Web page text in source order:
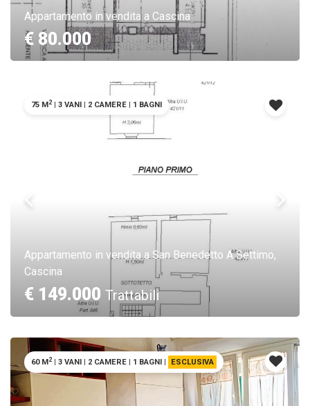
Appartamento in vendita a Cascina
€ 80.000
Appartamento in vendita a San Benedetto A Settimo,
Cascina
€ 149.000 Trattabili
75 M2 | 3 VANI | 2 CAMERE | 1 BAGNI
60 M2 | 3 VANI | 2 CAMERE | 1 BAGNI | ESCLUSIVA